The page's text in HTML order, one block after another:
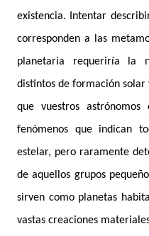
existencia. Intentar
corresponden a las
planetaria requeriría la
distintos de formación
que vuestros astrónomos
fenómenos que indican
estelar, pero raramente
de aquellos grupos
sirven como planetas
vastas creaciones